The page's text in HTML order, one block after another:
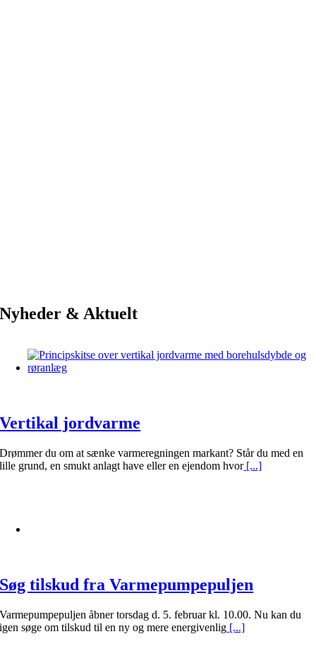
Nyheder & Aktuelt
Vertikal jordvarme
Drømmer du om at sænke varmeregningen markant? Står du med en
lille grund, en smukt anlagt have eller en ejendom hvor[...]
Søg tilskud fra Varmepumpepuljen
Varmepumpepuljen åbner torsdag d. 5. februar kl. 10.00. Nu kan du
igen søge om tilskud til en ny og mere energivenlig [...]